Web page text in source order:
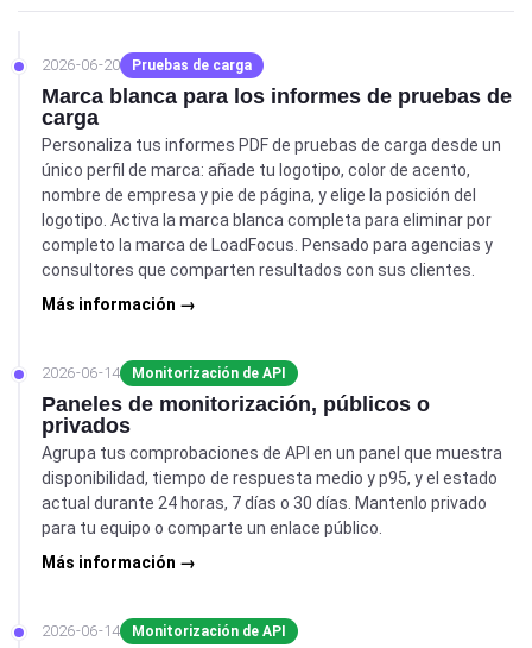
2026-06-20 Pruebas de carga
Marca blanca para los informes de pruebas de
carga
Personaliza tus informes PDF de pruebas de carga desde un
único perfil de marca: añade tu logotipo, color de acento,
nombre de empresa y pie de página, y elige la posición del
logotipo. Activa la marca blanca completa para eliminar por
completo la marca de LoadFocus. Pensado para agencias y
consultores que comparten resultados con sus clientes.
Más información →
2026-06-14 Monitorización de API
Paneles de monitorización, públicos o
privados
Agrupa tus comprobaciones de API en un panel que muestra
disponibilidad, tiempo de respuesta medio y p95, y el estado
actual durante 24 horas, 7 días o 30 días. Mantenlo privado
para tu equipo o comparte un enlace público.
Más información →
2026-06-14 Monitorización de API